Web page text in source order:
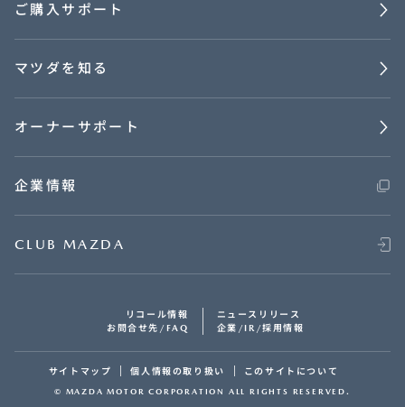
ご購入サポート
マツダを知る
オーナーサポート
企業情報
CLUB MAZDA
リコール情報
ニュースリリース
お問合せ先/FAQ
企業/IR/採用情報
サイトマップ 個人情報の取り扱い このサイトについて
© MAZDA MOTOR CORPORATION ALL RIGHTS RESERVED.